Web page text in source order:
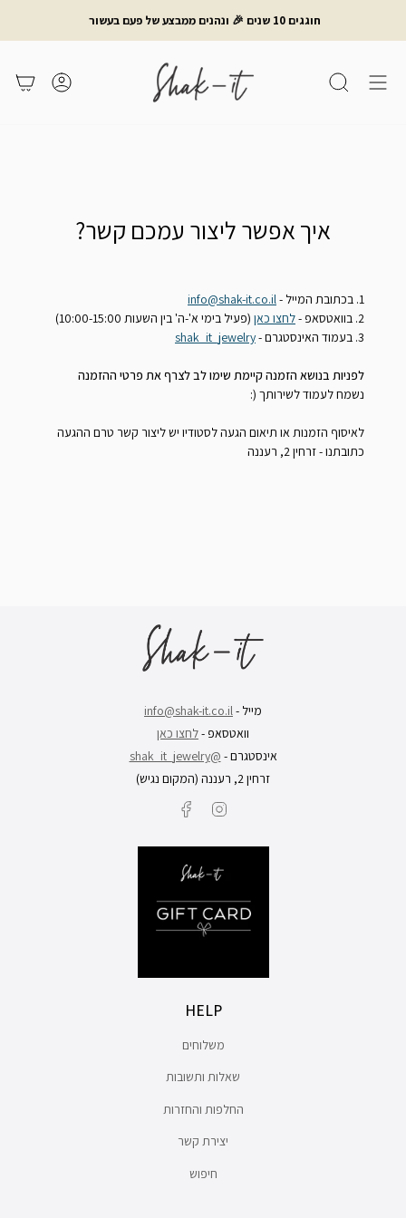
חוגגים 10 שנים 🎉 ונהנים ממבצע של פעם בעשור
חיפוש משתמש
איך אפשר ליצור עמכם קשר?
1. בכתובת המייל -
info@shak-it.co.il
2. בוואטסאפ -
לחצו כאן (פעיל בימי א'-ה' בין השעות 10:00-15:00)
3. בעמוד האינסטגרם -
shak_it_jewelry
לפניות בנושא הזמנה קיימת שימו לב לצרף את פרטי ההזמנה
נשמח לעמוד לשירותך (:
לאיסוף הזמנות או תיאום הגעה לסטודיו יש ליצור קשר טרם ההגעה
כתובתנו - זרחין 2, רעננה
מייל - info@shak-it.co.il
וואטסאפ -לחצו כאן
אינסטגרם - @shak_it_jewelry
זרחין 2, רעננה (המקום נגיש)
Instagram
HELP
משלוחים
שאלות ותשובות
החלפות והחזרות
יצירת קשר
חיפוש